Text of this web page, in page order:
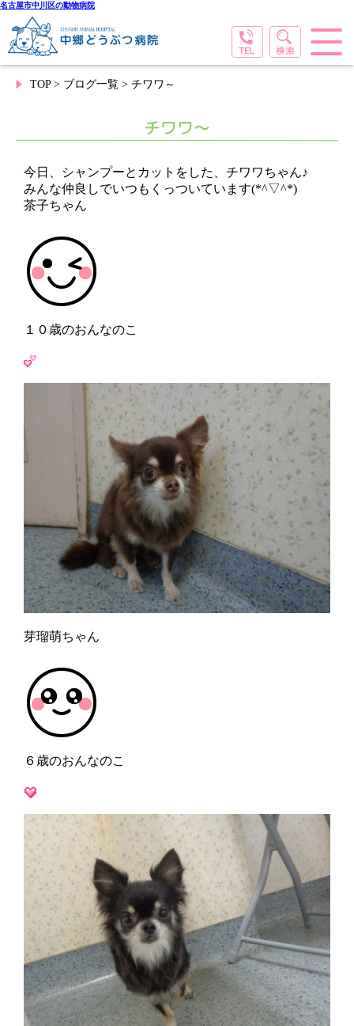
名古屋市中川区の動物病院
TOP> ブログ一覧 > チワワ～
チワワ～
今日、シャンプーとカットをした、チワワちゃん♪
みんな仲良しでいつもくっついています(*^▽^*)
茶子ちゃん
１０歳のおんなのこ
芽瑠萌ちゃん
６歳のおんなのこ